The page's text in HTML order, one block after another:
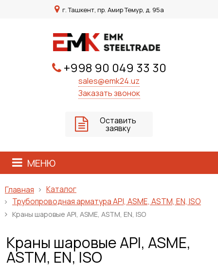
г. Ташкент, пр. Амир Темур, д. 95а
+998 90 049 33 30
sales@emk24.uz
Заказать звонок
Оставить
заявку
МЕНЮ
Главная
Каталог
Трубопроводная арматура API, ASME, ASTM, EN, ISO
Краны шаровые API, ASME, ASTM, EN, ISO
Краны шаровые API, ASME,
ASTM, EN, ISO